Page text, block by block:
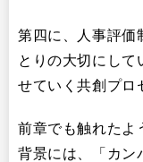
第四に、人事評価
とりの大切にして
せていく共創プロ
前章でも触れたよ
背景には、「カン